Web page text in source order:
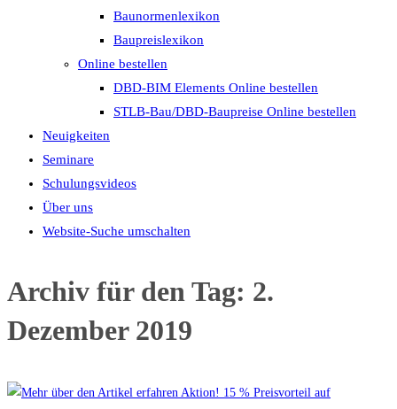
Baunormenlexikon
Baupreislexikon
Online bestellen
DBD-BIM Elements Online bestellen
STLB-Bau/DBD-Baupreise Online bestellen
Neuigkeiten
Seminare
Schulungsvideos
Über uns
Website-Suche umschalten
Archiv für den Tag: 2.
Dezember 2019